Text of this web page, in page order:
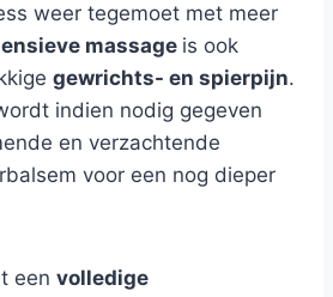
weer tegemoet met meer
massage is ook
gewrichts- en spierpijn.
indien nodig gegeven
en verzachtende
voor een nog dieper
een volledige